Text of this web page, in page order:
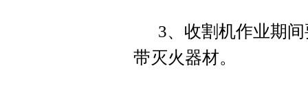
3、收割机作业期
带灭火器材。